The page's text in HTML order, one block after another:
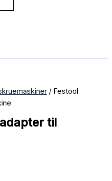
/ Festool
til